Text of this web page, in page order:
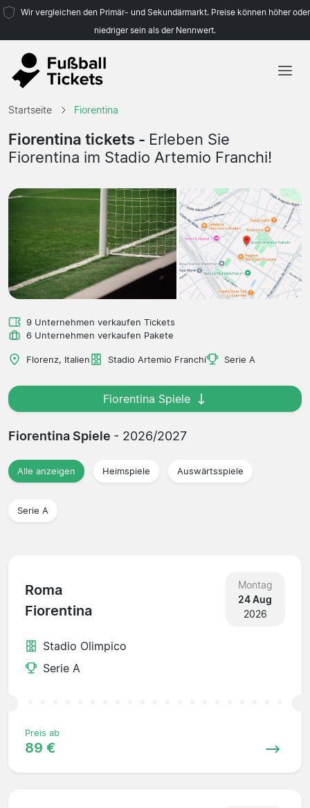
Wir vergleichen den Primär- und Sekundärmarkt. Preise können höher oder
niedriger sein als der Nennwert.
Mannschaften
Ligen
Startseite Fiorentina
Fiorentina tickets - Erleben Sie
Fiorentina im Stadio Artemio Franchi!
9 Unternehmen verkaufen Tickets
6 Unternehmen verkaufen Pakete
Florenz, Italien Stadio Artemio Franchi Serie A
Fiorentina Spiele
Fiorentina Spiele - 2026/2027
Alle anzeigen Heimspiele Auswärtsspiele
Serie A
Roma
Fiorentina
Montag
24 Aug
2026
Stadio Olimpico
Serie A
Preis ab
89 €